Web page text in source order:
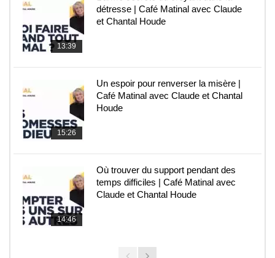
13:39
détresse | Café Matinal avec Claude
et Chantal Houde
15:26
Un espoir pour renverser la misère |
Café Matinal avec Claude et Chantal
Houde
14:46
Où trouver du support pendant des
temps difficiles | Café Matinal avec
Claude et Chantal Houde